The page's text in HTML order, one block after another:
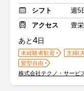
シフト
週5
アクセス
豊
あと4日
未経験者歓迎 主婦(
髪型自由
株式会社テクノ・サービ